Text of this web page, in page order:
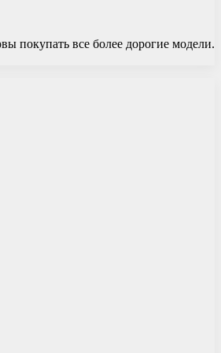
покупать все более дорогие модели.